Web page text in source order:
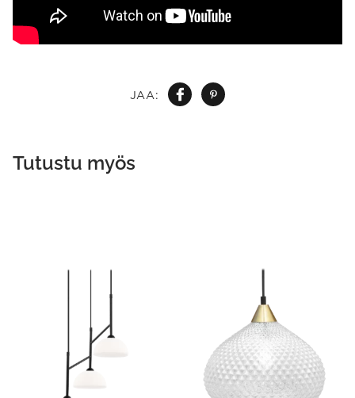
JAA:
Tutustu myös